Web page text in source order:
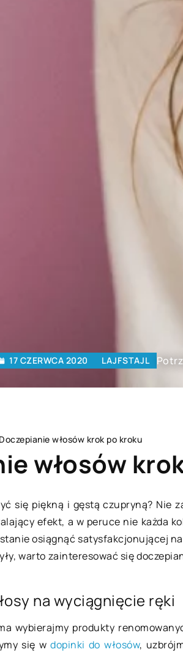
17 CZERWCA 2020 LAJFSTAJL
Doczepianie włosów krok po kroku
włosów
się piękną i gęstą czupryną? Nie
efekt, a w peruce nie każda
osiągnąć satysfakcjonującej
warto zainteresować się
na wyciągnięcie ręki
wybierajmy produkty
się wdopinki do włosów,
ZDROWY STYL ŻYCIA
11 września 2020